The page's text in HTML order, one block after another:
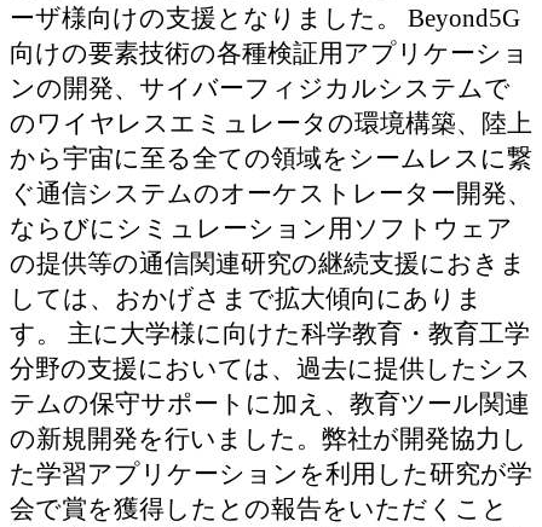
ーザ様向けの支援となりました。 Beyond5G
向けの要素技術の各種検証用アプリケーショ
ンの開発、サイバーフィジカルシステムで
のワイヤレスエミュレータの環境構築、陸上
から宇宙に至る全ての領域をシームレスに繋
ぐ通信システムのオーケストレーター開発、
ならびにシミュレーション用ソフトウェア
の提供等の通信関連研究の継続支援におきま
しては、おかげさまで拡大傾向にありま
す。 主に大学様に向けた科学教育・教育工学
分野の支援においては、過去に提供したシス
テムの保守サポートに加え、教育ツール関連
の新規開発を行いました。弊社が開発協力し
た学習アプリケーションを利用した研究が学
会で賞を獲得したとの報告をいただくこと